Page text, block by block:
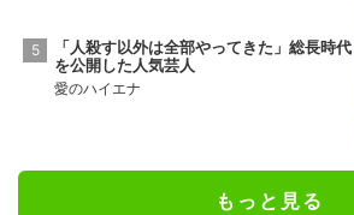
「人殺す以外は全部やってきた」総長時代
を公開した人気芸人
愛のハイエナ
もっと見る